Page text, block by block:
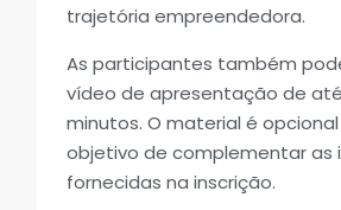
trajetória empreendedora.
As participantes também
vídeo de apresentação de
minutos. O material é
objetivo de complementar as
fornecidas na inscrição.